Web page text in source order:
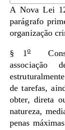
A Nova Lei
parágrafo
organização
§ 1o
de tarefas,
obter, direta
natureza,
penas